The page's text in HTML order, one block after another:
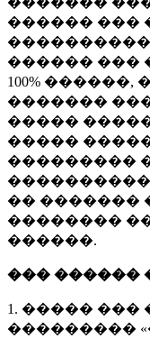
������ ���
������ ���
100%
�������
�����
�����
���������
�� �������
��������
������.
��� ������
1. �����
���������